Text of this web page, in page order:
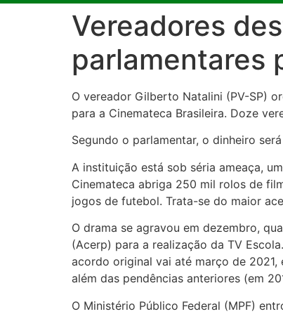
Vereadores
parlamentares
O vereador Gilberto Natalini (PV-SP)
para a Cinemateca Brasileira. Doze
Segundo o parlamentar, o dinheiro
A instituição está sob séria ameaça,
Cinemateca abriga 250 mil rolos de
jogos de futebol. Trata-se do maior
O drama se agravou em dezembro,
(Acerp) para a realização da TV
acordo original vai até março de
além das pendências anteriores (em
O Ministério Público Federal (MPF)